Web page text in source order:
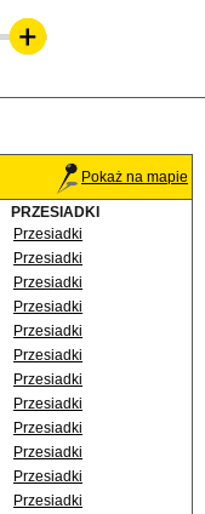
Pokaż na mapie
PRZESIADKI
Przesiadki
Przesiadki
Przesiadki
Przesiadki
Przesiadki
Przesiadki
Przesiadki
Przesiadki
Przesiadki
Przesiadki
Przesiadki
Przesiadki